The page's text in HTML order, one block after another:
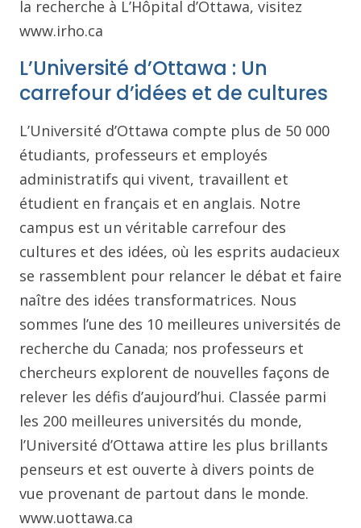
la recherche à L’Hôpital d’Ottawa, visitez
www.irho.ca
L’Université d’Ottawa : Un
carrefour d’idées et de cultures
L’Université d’Ottawa compte plus de 50 000
étudiants, professeurs et employés
administratifs qui vivent, travaillent et
étudient en français et en anglais. Notre
campus est un véritable carrefour des
cultures et des idées, où les esprits audacieux
se rassemblent pour relancer le débat et faire
naître des idées transformatrices. Nous
sommes l’une des 10 meilleures universités de
recherche du Canada; nos professeurs et
chercheurs explorent de nouvelles façons de
relever les défis d’aujourd’hui. Classée parmi
les 200 meilleures universités du monde,
l’Université d’Ottawa attire les plus brillants
penseurs et est ouverte à divers points de
vue provenant de partout dans le monde.
www.uottawa.ca